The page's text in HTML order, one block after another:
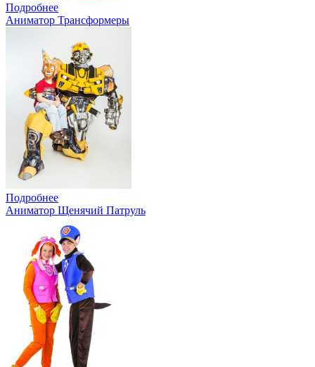
Подробнее
Аниматор Трансформеры
Подробнее
Аниматор Щенячий Патруль